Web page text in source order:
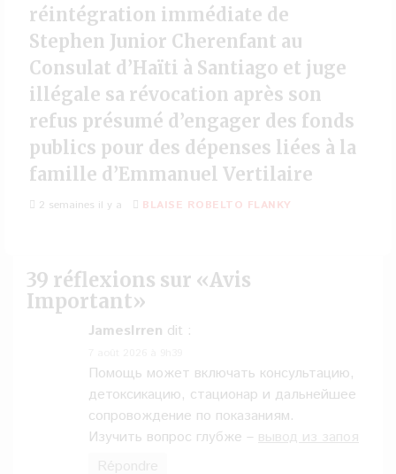
réintégration immédiate de
Stephen Junior Cherenfant au
Consulat d’Haïti à Santiago et juge
illégale sa révocation après son
refus présumé d’engager des fonds
publics pour des dépenses liées à la
famille d’Emmanuel Vertilaire
2 semaines il y a BLAISE ROBELTO FLANKY
39 réflexions sur «Avis
Important»
JamesIrren dit :
Помощь может включать консультацию,
детоксикацию, стационар и дальнейшее
сопровождение по показаниям.
Изучить вопрос глубже – вывод из запоя